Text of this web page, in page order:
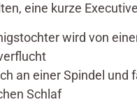
eine kurze
wird von
an einer Spindel und
Schlaf